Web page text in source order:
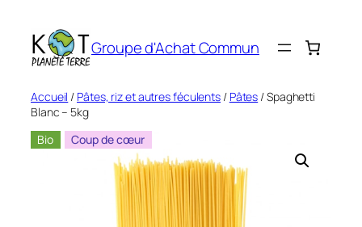
contenu
Groupe d'Achat Commun
Accueil / Pâtes, riz et autres féculents / Pâtes / Spaghetti
Blanc – 5kg
Bio
Coup de cœur